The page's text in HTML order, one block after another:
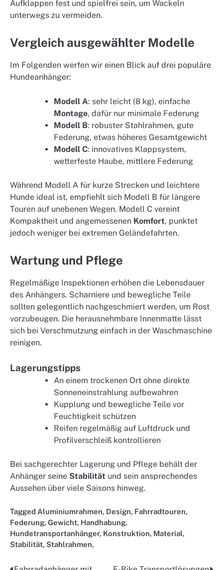
Aufklappen fest und spielfrei sein, um Wackeln
unterwegs zu vermeiden.
Vergleich ausgewählter Modelle
Im Folgenden werfen wir einen Blick auf drei populäre
Hundeanhänger:
Modell A: sehr leicht (8 kg), einfache
Montage, dafür nur minimale Federung
Modell B: robuster Stahlrahmen, gute
Federung, etwas höheres Gesamtgewicht
Modell C: innovatives Klappsystem,
wetterfeste Haube, mittlere Federung
Während Modell A für kurze Strecken und leichtere
Hunde ideal ist, empfiehlt sich Modell B für längere
Touren auf unebenen Wegen. Modell C vereint
Kompaktheit und angemessenen Komfort, punktet
jedoch weniger bei extremen Geländefahrten.
Wartung und Pflege
Regelmäßige Inspektionen erhöhen die Lebensdauer
des Anhängers. Scharniere und bewegliche Teile
sollten gelegentlich nachgeschmiert werden, um Rost
vorzubeugen. Die herausnehmbare Innenmatte lässt
sich bei Verschmutzung einfach in der Waschmaschine
reinigen.
Lagerungstipps
An einem trockenen Ort ohne direkte
Sonneneinstrahlung aufbewahren
Kupplung und bewegliche Teile vor
Feuchtigkeit schützen
Reifen regelmäßig auf Luftdruck und
Profilverschleiß kontrollieren
Bei sachgerechter Lagerung und Pflege behält der
Anhänger seine Stabilität und sein ansprechendes
Aussehen über viele Saisons hinweg.
Tagged Aluminiumrahmen, Design, Fahrradtouren,
Federung, Gewicht, Handhabung,
Hundetransportanhänger, Konstruktion, Material,
Stabilität, Stahlrahmen,